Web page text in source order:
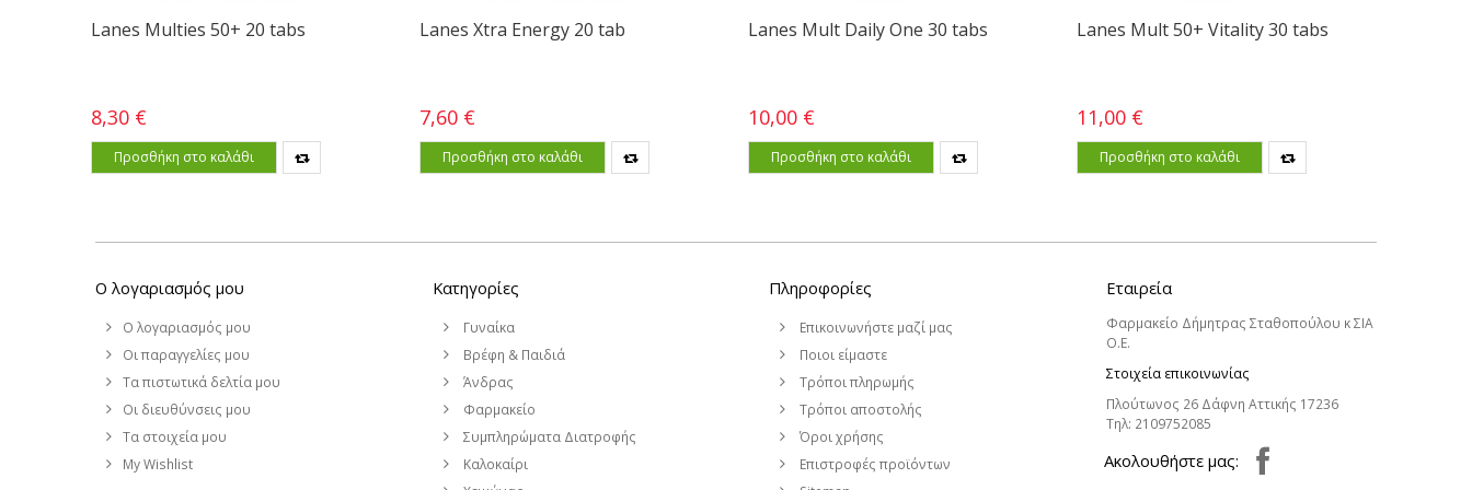
Lanes Multies 50+ 20 tabs
8,30 €
Προσθήκη στο καλάθι
Lanes Xtra Energy 20 tab
7,60 €
Προσθήκη στο καλάθι
Lanes Mult Daily One 30 tabs
10,00 €
Προσθήκη στο καλάθι
Lanes Mult 50+ Vitality 30 tabs
11,00 €
Προσθήκη στο καλάθι
Ο λογαριασμός μου
Ο λογαριασμός μου
Οι παραγγελίες μου
Τα πιστωτικά δελτία μου
Οι διευθύνσεις μου
Τα στοιχεία μου
My Wishlist
Κατηγορίες
Γυναίκα
Βρέφη & Παιδιά
Άνδρας
Φαρμακείο
Συμπληρώματα Διατροφής
Καλοκαίρι
Πληροφορίες
Επικοινωνήστε μαζί μας
Ποιοι είμαστε
Τρόποι πληρωμής
Τρόποι αποστολής
Όροι χρήσης
Επιστροφές προϊόντων
Εταιρεία
Φαρμακείο Δήμητρας Σταθοπούλου κ ΣΙΑ
Ο.Ε.
Στοιχεία επικοινωνίας
Πλούτωνος 26 Δάφνη Αττικής 17236
Τηλ: 2109752085
Aκολουθήστε μας: